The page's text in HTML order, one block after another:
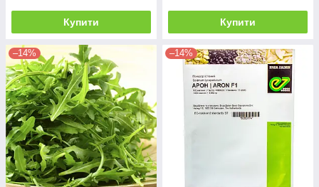
Купити Купити
–14% –14%